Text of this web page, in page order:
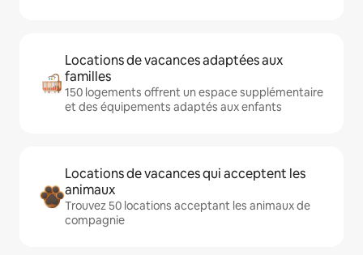
Locations de vacances adaptées aux
familles
150 logements offrent un espace supplémentaire
et des équipements adaptés aux enfants
Locations de vacances qui acceptent les
animaux
Trouvez 50 locations acceptant les animaux de
compagnie